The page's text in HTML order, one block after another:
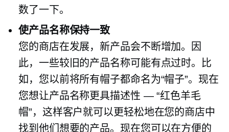
数了一下。
使产品名称保持一致
您的商店在发展，新产品会不断增加。因
此，一些较旧的产品名称可能有点过时。比
如，您以前将所有帽子都命名为“帽子”。现在
您想让产品名称更具描述性 — “红色羊毛
帽”，这样客户就可以更轻松地在您的商店中
找到他们想要的产品。现在您可以在方便的